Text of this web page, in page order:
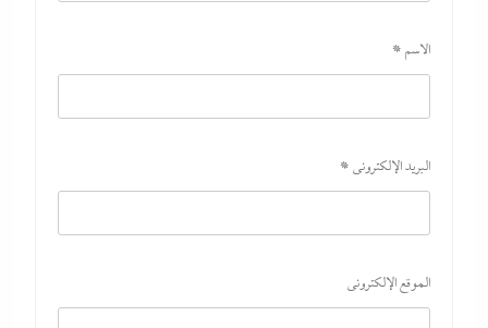
الاسم *
البريد الإلكتروني *
الموقع الإلكتروني